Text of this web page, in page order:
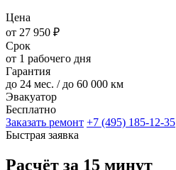
Цена
от 27 950 ₽
Срок
от 1 рабочего дня
Гарантия
до 24 мес. / до 60 000 км
Эвакуатор
Бесплатно
Заказать ремонт +7 (495) 185-12-35
Быстрая заявка
Расчёт за 15 минут